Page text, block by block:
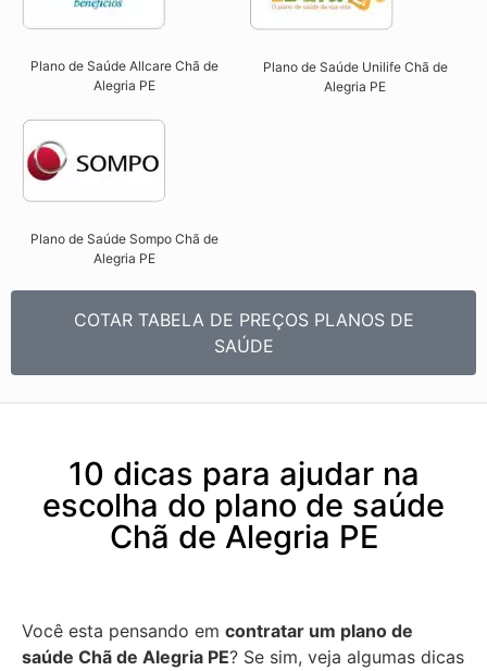
Plano de Saúde Allcare Chã de
Alegria PE​
Plano de Saúde Unilife Chã de
Alegria PE​
Plano de Saúde Sompo Chã de
Alegria PE​
COTAR TABELA DE PREÇOS PLANOS DE
SAÚDE
10 dicas para ajudar na
escolha do plano de saúde
Chã de Alegria PE
Você esta pensando em contratar um plano de
saúde Chã de Alegria PE? Se sim, veja algumas dicas